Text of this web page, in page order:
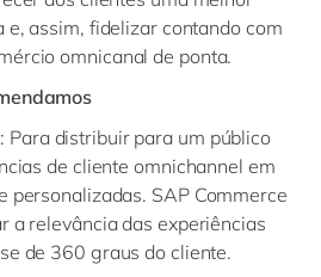
para reconquistar visitantes
sessão de compras.
ao contexto: Para automatizar
relevantes com base
e no comportamento do
Para ativar a personalização
microssegmentação em tempo
com RFID: Para usar RFID
a execução de processos
aumentar a eficiência.
maximizar seu potencial de
a interação com seus
ponto de decisão em um ponto
de dados de POS: Para
e, assim, fidelizar contando com
omnicanal de ponta.
Para distribuir para um público
de cliente omnichannel em
personalizadas. SAP Commerce
a relevância das experiências
de 360 graus do cliente.